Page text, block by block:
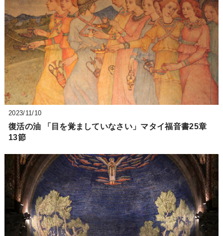
2023/11/10
復活の油 「目を覚ましていなさい」マタイ福音書25章
13節